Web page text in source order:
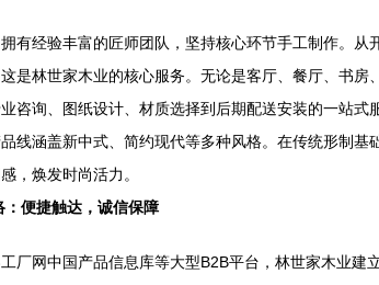
有经验丰富的匠师团队，坚持核心环节手工制作。从
这是林世家木业的核心服务。无论是客厅、餐厅、书
咨询、图纸设计、材质选择到后期配送安装的一站式
品线涵盖新中式、简约现代等多种风格。在传统形制
，焕发时尚活力。
：便捷触达，诚信保障
厂网中国产品信息库等大型B2B平台，林世家木业